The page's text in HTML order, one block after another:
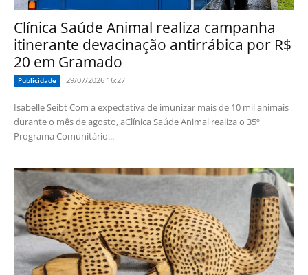
Clínica Saúde Animal realiza campanha
itinerante devacinação antirrábica por R$
20 em Gramado
Publicidade 29/07/2026 16:27
Isabelle Seibt Com a expectativa de imunizar mais de 10 mil animais
durante o mês de agosto, aClínica Saúde Animal realiza o 35º
Programa Comunitário...